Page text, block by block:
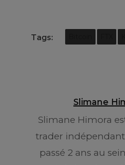
Tags:
Slimane
Slimane Himora
trader
passé 2 ans au